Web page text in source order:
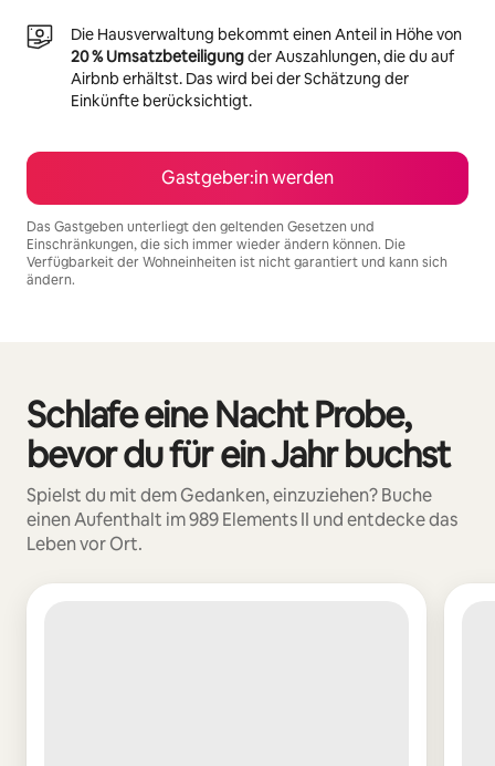
Die Hausverwaltung bekommt einen Anteil in Höhe von
20 % Umsatzbeteiligungder Auszahlungen, die du auf
Airbnb erhältst. Das wird bei der Schätzung der
Einkünfte berücksichtigt.
Gastgeber:in werden
Das Gastgeben unterliegt den geltenden Gesetzen und
Einschränkungen, die sich immer wieder ändern können. Die
Verfügbarkeit der Wohneinheiten ist nicht garantiert und kann sich
ändern.
Schlafe eine Nacht Probe,
bevor du für ein Jahr buchst
Spielst du mit dem Gedanken, einzuziehen? Buche
einen Aufenthalt im 989 Elements II und entdecke das
Leben vor Ort.
0 von 0 Artikeln